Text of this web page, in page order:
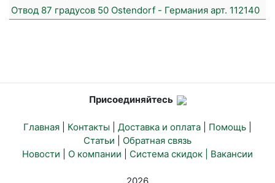
Отвод 87 градусов 50 Ostendorf - Германия арт. 112140
Присоединяйтесь
Главная Контакты Доставка и оплата Помощь
Статьи
Обратная связь
Новости
О компании Система скидок | Вакансии